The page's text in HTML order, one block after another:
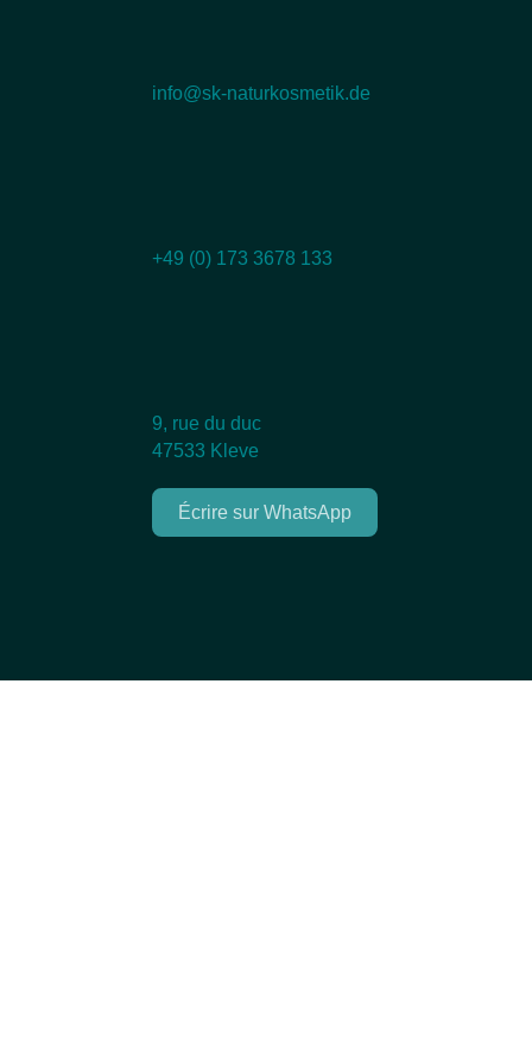
info@sk-naturkosmetik.de
+49 (0) 173 3678 133
9, rue du duc
47533 Kleve
Écrire sur WhatsApp